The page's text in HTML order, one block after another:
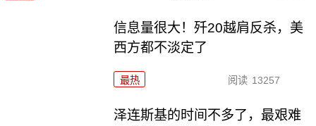
信息量很大！歼20越肩反杀，美
西方都不淡定了
最热 阅读 13257
泽连斯基的时间不多了，最艰难